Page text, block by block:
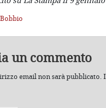
un commento
email non sarà pubblicato.